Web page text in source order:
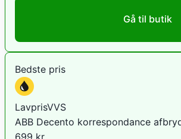
Gå til butik
Bedste pris
LavprisVVS
ABB Decento korrespondance
699 kr